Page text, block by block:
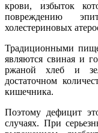
крови, избыток
повреждению
холестериновых
Традиционными
являются свиная и
ржаной хлеб и
достаточном
кишечника.
Поэтому дефицит
случаях. При